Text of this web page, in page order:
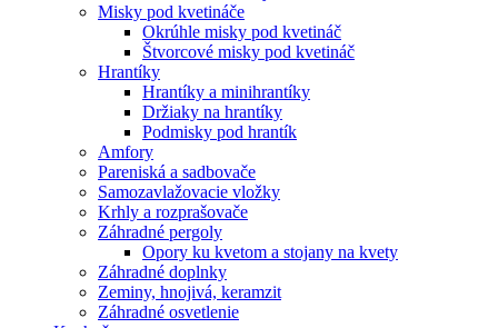
Misky pod kvetináče
Okrúhle misky pod kvetináč
Štvorcové misky pod kvetináč
Hrantíky
Hrantíky a minihrantíky
Držiaky na hrantíky
Podmisky pod hrantík
Amfory
Pareniská a sadbovače
Samozavlažovacie vložky
Krhly a rozprašovače
Záhradné pergoly
Opory ku kvetom a stojany na kvety
Záhradné doplnky
Zeminy, hnojivá, keramzit
Záhradné osvetlenie